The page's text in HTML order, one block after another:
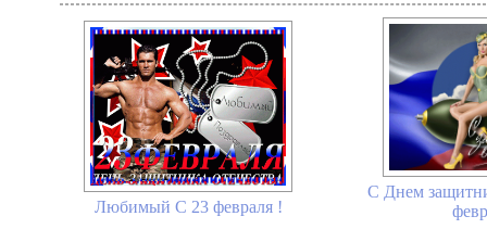
Любимый С 23 февраля !
С Днем